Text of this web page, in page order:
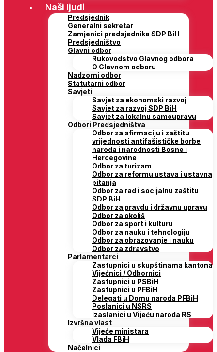
Naši ljudi
Predsjednik
Generalni sekretar
Zamjenici predsjednika SDP BiH
Predsjedništvo
Glavni odbor
Rukovodstvo Glavnog odbora
O Glavnom odboru
Nadzorni odbor
Statutarni odbor
Savjeti
Savjet za ekonomski razvoj
Savjet za razvoj SDP BiH
Savjet za lokalnu samoupravu
Odbori Predsjedništva
Odbor za afirmaciju i zaštitu
vrijednosti antifašističke borbe
naroda i narodnosti Bosne i
Hercegovine
Odbor za turizam
Odbor za reformu ustava i ustavna
pitanja
Odbor za rad i socijalnu zaštitu
SDP BiH
Odbor za pravdu i državnu upravu
Odbor za okoliš
Odbor za sport i kulturu
Odbor za nauku i tehnologiju
Odbor za obrazovanje i nauku
Odbor za zdravstvo
Parlamentarci
Zastupnici u skupštinama kantona
Vijećnici / Odbornici
Zastupnici u PSBiH
Zastupnici u PFBiH
Delegati u Domu naroda PFBiH
Poslanici u NSRS
Izaslanici u Vijeću naroda RS
Izvršna vlast
Vijeće ministara
Vlada FBiH
Načelnici